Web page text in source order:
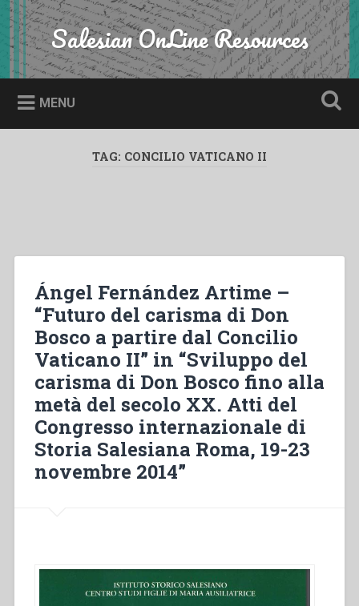
Skip
to
content
Search Salesian OnLine Resources
MENU
TAG: CONCILIO VATICANO II
Ángel Fernández Artime –
“Futuro del carisma di Don
Bosco a partire dal Concilio
Vaticano II” in “Sviluppo del
carisma di Don Bosco fino alla
metà del secolo XX. Atti del
Congresso internazionale di
Storia Salesiana Roma, 19-23
novembre 2014”